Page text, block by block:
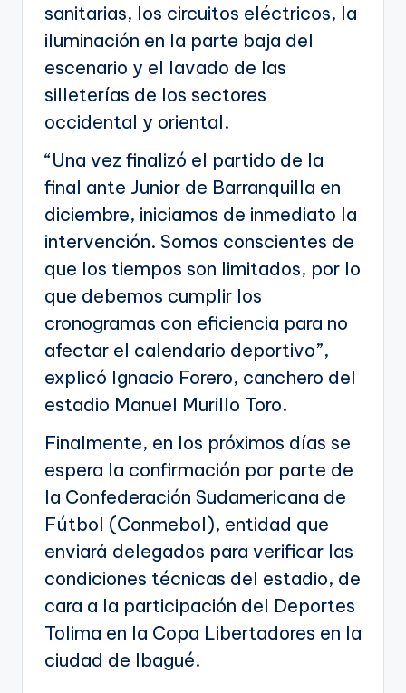
sanitarias, los circuitos eléctricos, la
iluminación en la parte baja del
escenario y el lavado de las
silleterías de los sectores
occidental y oriental.
“Una vez finalizó el partido de la
final ante Junior de Barranquilla en
diciembre, iniciamos de inmediato la
intervención. Somos conscientes de
que los tiempos son limitados, por lo
que debemos cumplir los
cronogramas con eficiencia para no
afectar el calendario deportivo”,
explicó Ignacio Forero, canchero del
estadio Manuel Murillo Toro.
Finalmente, en los próximos días se
espera la confirmación por parte de
la Confederación Sudamericana de
Fútbol (Conmebol), entidad que
enviará delegados para verificar las
condiciones técnicas del estadio, de
cara a la participación del Deportes
Tolima en la Copa Libertadores en la
ciudad de Ibagué.